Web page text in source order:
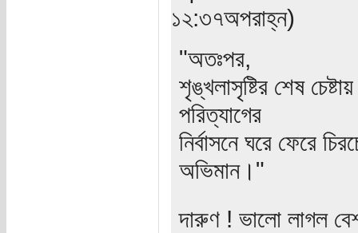
১২:৩৭অপরাহ্ন)
"অতঃপর,
শৃঙ্খলাসৃষ্টির শেষ
পরিত্যাগের
নির্বাসনে ঘরে ফেরে
অভিমান।"
দারুণ ! ভালো লাগল